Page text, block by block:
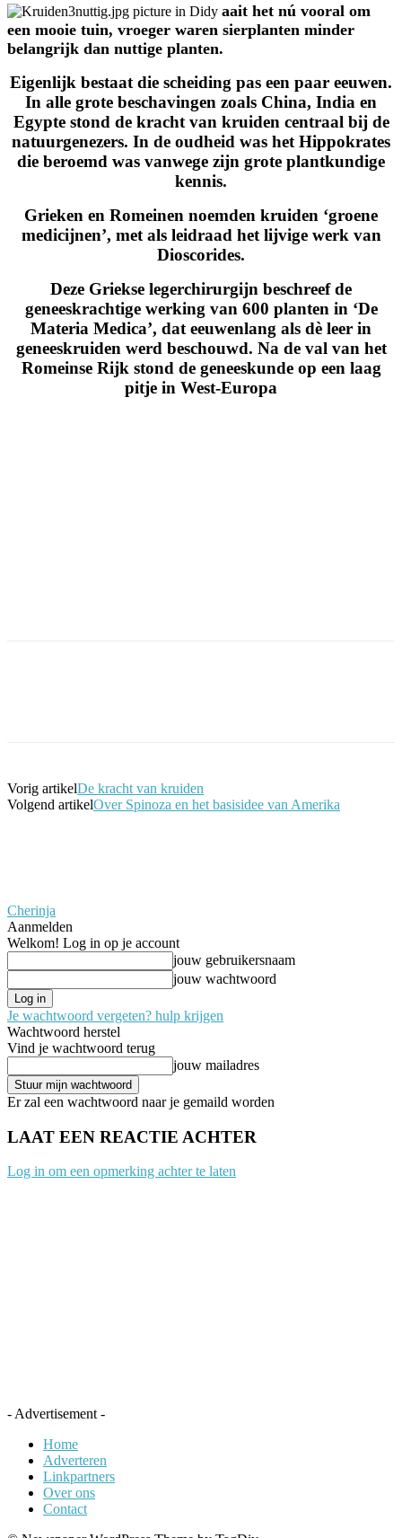
aait het nú vooral om
een mooie tuin, vroeger waren sierplanten minder
belangrijk dan nuttige planten.
Eigenlijk bestaat die scheiding pas een paar eeuwen.
In alle grote beschavingen zoals China, India en
Egypte stond de kracht van kruiden centraal bij de
natuurgenezers. In de oudheid was het Hippokrates
die beroemd was vanwege zijn grote plantkundige
kennis.
Grieken en Romeinen noemden kruiden ‘groene
medicijnen’, met als leidraad het lijvige werk van
Dioscorides.
Deze Griekse legerchirurgijn beschreef de
geneeskrachtige werking van 600 planten in ‘De
Materia Medica’, dat eeuwenlang als dè leer in
geneeskruiden werd beschouwd. Na de val van het
Romeinse Rijk stond de geneeskunde op een laag
pitje in West-Europa
Vorig artikelDe kracht van kruiden
Volgend artikelOver Spinoza en het basisidee van Amerika
Cherinja
Aanmelden
Welkom! Log in op je account
jouw gebruikersnaam
jouw wachtwoord
Je wachtwoord vergeten? hulp krijgen
Wachtwoord herstel
Vind je wachtwoord terug
jouw mailadres
Er zal een wachtwoord naar je gemaild worden
LAAT EEN REACTIE ACHTER
Log in om een opmerking achter te laten
- Advertisement -
Home
Adverteren
Linkpartners
Over ons
Contact